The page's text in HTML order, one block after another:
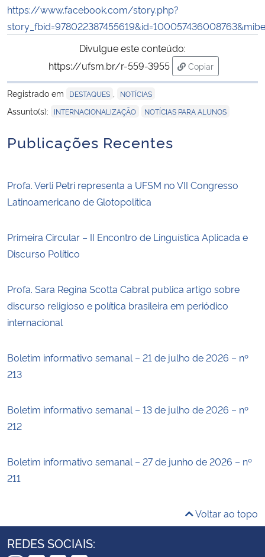
https://www.facebook.com/story.php?
Divulgue este conteúdo:
https://ufsm.br/r-559-3955
Copiar
para área de
Registrado em
DESTAQUES NOTÍCIAS
Assunto(s): INTERNACIONALIZAÇÃO NOTÍCIAS PARA ALUNOS
Publicações Recentes
Profa. Verli Petri representa a UFSM no VII Congresso
Latinoamericano de Glotopolítica
Primeira Circular – II Encontro de Linguística Aplicada e
Discurso Político
Profa. Sara Regina Scotta Cabral publica artigo sobre
discurso religioso e política brasileira em periódico
internacional
Boletim informativo semanal – 21 de julho de 2026 – nº
213
Boletim informativo semanal – 13 de julho de 2026 – nº
212
Boletim informativo semanal – 27 de junho de 2026 – nº
211
Voltar ao topo
REDES SOCIAIS: